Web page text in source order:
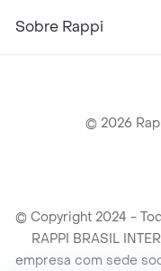
Sobre Rappi
© 2026
© Copyright 2024 -
RAPPI BRASIL
empresa com sede